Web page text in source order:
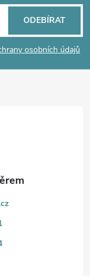
osobních údajů
ODEBÍRAT